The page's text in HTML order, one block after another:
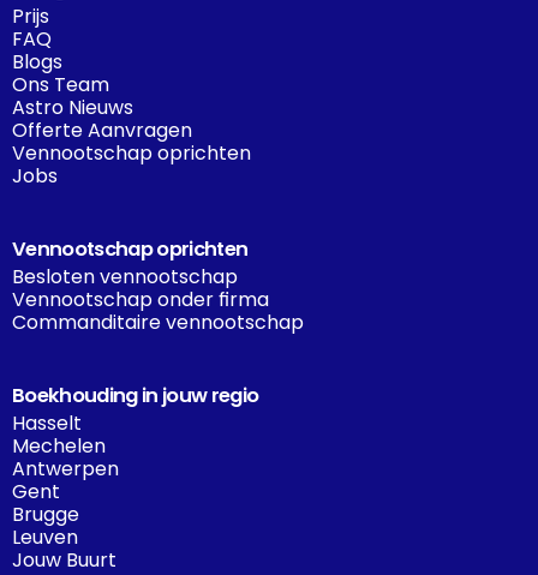
Prijs
FAQ
Blogs
Ons Team
Astro Nieuws
Offerte Aanvragen
Vennootschap oprichten
Jobs
Vennootschap oprichten
Besloten vennootschap
Vennootschap onder firma
Commanditaire vennootschap
Boekhouding in jouw regio
Hasselt
Mechelen
Antwerpen
Gent
Brugge
Leuven
Jouw Buurt